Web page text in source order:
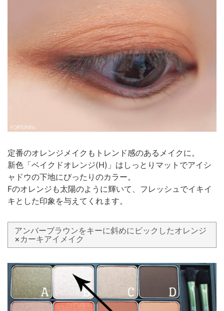
定番のオレンジメイクもトレンド感のあるメイクに。
新色「ベイクドオレンジ(H)」はしっとりマットでアイシ
ャドウの下地にぴったりのカラー。
Fのオレンジも太陽のように輝いて、フレッシュでイキイ
キとした印象を与えてくれます。
アンバーブラウンをキーに斜めにピックしたオレンジ
×カーキアイメイク